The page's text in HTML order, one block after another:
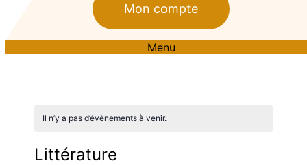
Mon compte
Menu
Il n’y a pas d’évènements à venir.
Littérature